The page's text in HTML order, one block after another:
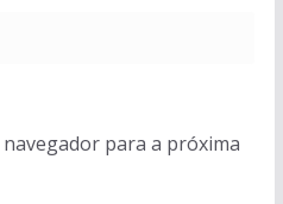
para a próxima